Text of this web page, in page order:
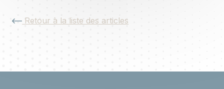
Retour à la liste des articles